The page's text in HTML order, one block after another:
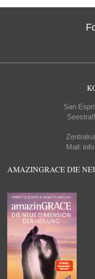
San
Mail:
AMAZINGRACE DIE